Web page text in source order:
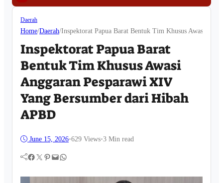
Daerah
Home/Daerah/Inspektorat Papua Barat Bentuk Tim Khusus Awasi
Inspektorat Papua Barat
Bentuk Tim Khusus Awasi
Anggaran Pesparawi XIV
Yang Bersumber dari Hibah
APBD
June 15, 2026•629 Views•3 Min read
Facebook Twitter Pinterest Mail WhatsApp